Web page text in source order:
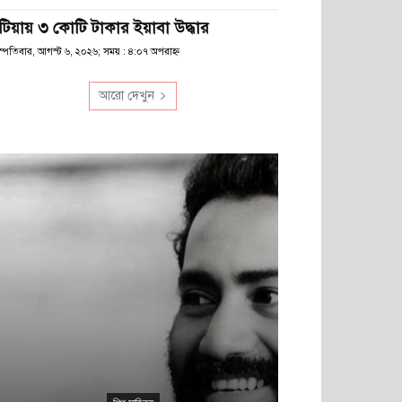
৩ কোটি টাকার ইয়াবা উদ্ধার
আগস্ট ৬, ২০২৬; সময় : ৪:০৭ অপরাহ্ণ
আরো দেখুন